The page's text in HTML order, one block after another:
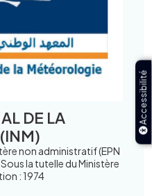
Accessibilité
DE LA
non administratif (EPN
la tutelle du Ministère
: 1974